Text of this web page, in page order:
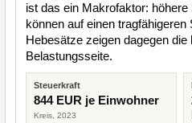
ist das ein Makrofaktor:
können auf einen tragfähigeren
Hebesätze zeigen dagegen die
Belastungsseite.
Steuerkraft
844 EUR je Einwohner
Kreis, 2023